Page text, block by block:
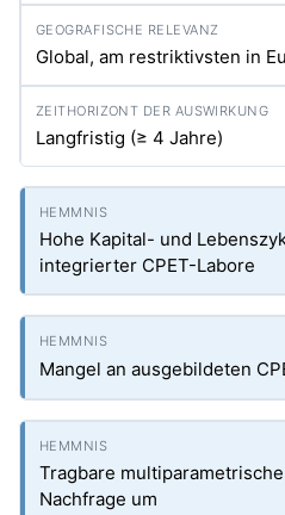
Global, am restriktivsten in
Langfristig (≥ 4 Jahre)
Hohe Kapital- und
integrierter CPET-Labore
Mangel an ausgebildeten
Tragbare
Nachfrage um